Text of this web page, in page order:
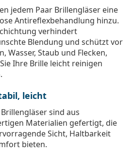
jedem Paar Brillengläser eine
Antireflexbehandlung hinzu.
verhindert
Blendung und schützt vor
Wasser, Staub und Flecken,
Ihre Brille leicht reinigen
leicht
sind aus
Materialien gefertigt, die
Sicht, Haltbarkeit
bieten.